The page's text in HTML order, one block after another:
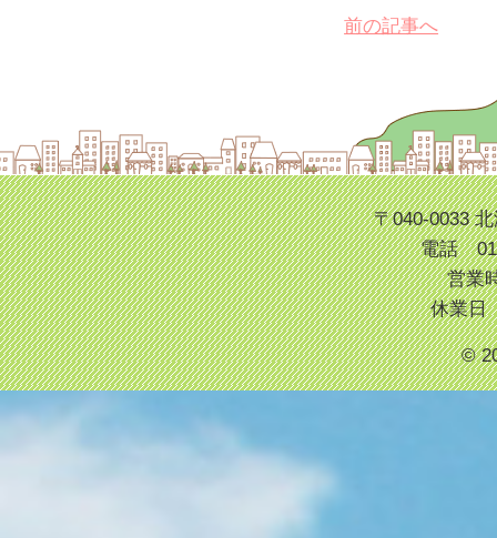
前の記事へ
〒040-0033
電話
営業
休業日
©